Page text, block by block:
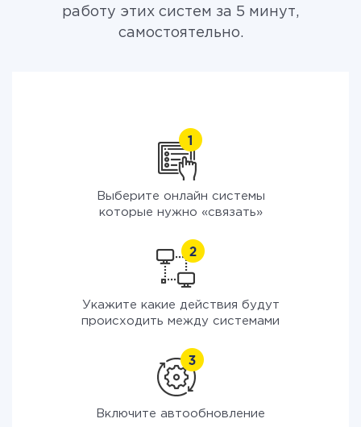
работу этих систем за 5 минут,
самостоятельно.
Выберите онлайн системы
которые нужно «связать»
Укажите какие действия будут
происходить между системами
Включите автообновление